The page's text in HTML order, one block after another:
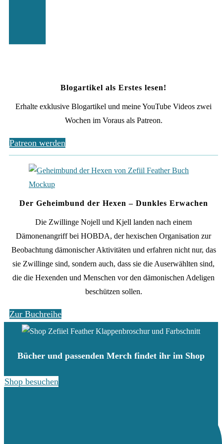
Blogartikel als Erstes lesen!
Erhalte exklusive Blogartikel und meine YouTube Videos zwei
Wochen im Voraus als Patreon.
Patreon werden
Der Geheimbund der Hexen – Dunkles Erwachen
Die Zwillinge Nojell und Kjell landen nach einem
Dämonenangriff bei HOBDA, der hexischen Organisation zur
Beobachtung dämonischer Aktivitäten und erfahren nicht nur, das
sie Zwillinge sind, sondern auch, dass sie die Auserwählten sind,
die die Hexenden und Menschen vor den dämonischen Adeligen
beschützen sollen.
Zur Buchreihe
Bücher und passenden Merch findet ihr im Shop
Shop besuchen